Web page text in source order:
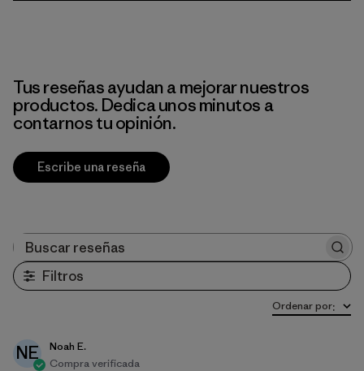
Tus reseñas ayudan a mejorar nuestros
productos. Dedica unos minutos a
contarnos tu opinión.
Escribe una reseña
Filtros
Ordenar por:
NE
Noah E.
Compra verificada